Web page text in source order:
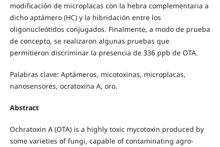
modificación de microplacas con la hebra complementaria a
dicho aptámero (HC) y la hibridación entre los
oligonucleótidos conjugados. Finalmente, a modo de prueba
de concepto, se realizaron algunas pruebas que
permitieron discriminar la presencia de 336 ppb de OTA.
Palabras clave: Aptámeros, micotoxinas, microplacas,
nanosensores, ocratoxina A, oro.
Abstract
Ochratoxin A (OTA) is a highly toxic mycotoxin produced by
some varieties of fungi, capable of contaminating agro-